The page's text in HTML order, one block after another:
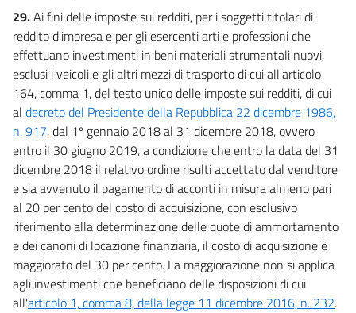
29.Ai fini delle imposte sui redditi, per i soggetti titolari di
reddito d'impresa e per gli esercenti arti e professioni che
effettuano investimenti in beni materiali strumentali nuovi,
esclusi i veicoli e gli altri mezzi di trasporto di cui all'articolo
164, comma 1, del testo unico delle imposte sui redditi, di cui
al decreto del Presidente della Repubblica 22 dicembre 1986,
n. 917, dal 1º gennaio 2018 al 31 dicembre 2018, ovvero
entro il 30 giugno 2019, a condizione che entro la data del 31
dicembre 2018 il relativo ordine risulti accettato dal venditore
e sia avvenuto il pagamento di acconti in misura almeno pari
al 20 per cento del costo di acquisizione, con esclusivo
riferimento alla determinazione delle quote di ammortamento
e dei canoni di locazione finanziaria, il costo di acquisizione è
maggiorato del 30 per cento. La maggiorazione non si applica
agli investimenti che beneficiano delle disposizioni di cui
all'articolo 1, comma 8, della legge 11 dicembre 2016, n. 232.